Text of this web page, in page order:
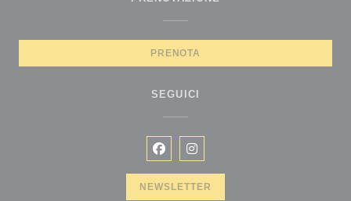
PRENOTA
SEGUICI
Facebook ((apre una nuova
Instagram ((apre una nuova
NEWSLETTER